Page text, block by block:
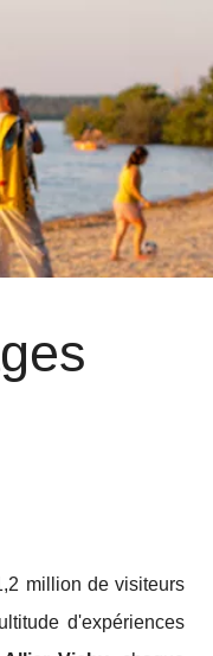
million de visiteurs
d'expériences